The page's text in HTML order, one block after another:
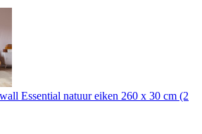
Essential natuur eiken 260 x 30 cm (2